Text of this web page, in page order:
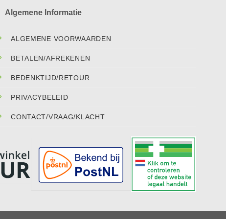
Algemene Informatie
ALGEMENE VOORWAARDEN
BETALEN/AFREKENEN
BEDENKTIJD/RETOUR
PRIVACYBELEID
CONTACT/VRAAG/KLACHT